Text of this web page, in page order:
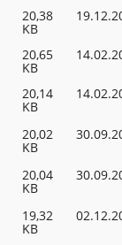
20,38
KB
20,65
KB
20,14
KB
20,02
KB
20,04
KB
19,32
KB